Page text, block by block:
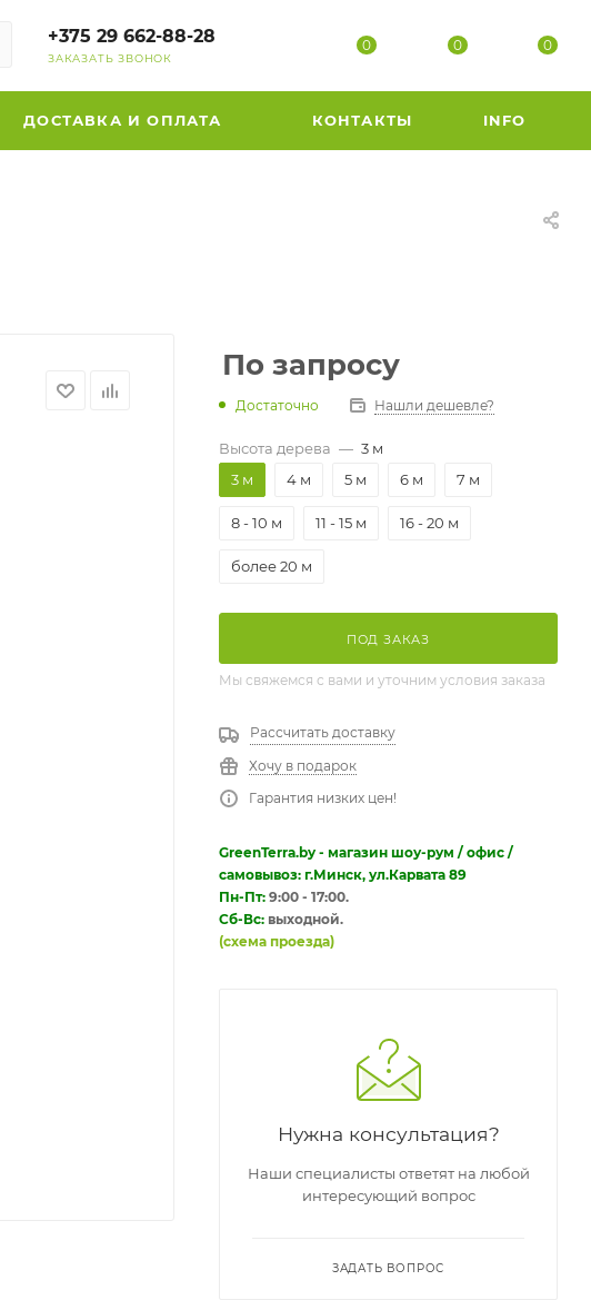
+375 29 662-88-28
ЗАКАЗАТЬ ЗВОНОК
0 0 0
ДОСТАВКА И ОПЛАТА КОНТАКТЫ INFO
По запросу
Достаточно Нашли дешевле?
Высота дерева — 3 м
3 м
4 м 5 м 6 м 7 м
8 - 10 м 11 - 15 м 16 - 20 м
более 20 м
ПОД ЗАКАЗ
Мы свяжемся с вами и уточним условия заказа
Рассчитать доставку
Хочу в подарок
Гарантия низких цен!
GreenTerra.by - магазин шоу-рум / офис /
самовывоз: г.Минск, ул.Карвата 89
Пн-Пт: 9:00 - 17:00.
Сб-Вс: выходной.
(схема проезда)
Нужна консультация?
Наши специалисты ответят на любой
интересующий вопрос
ЗАДАТЬ ВОПРОС